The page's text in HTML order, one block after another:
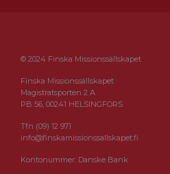
© 2024 Finska Missionssällskapet
Finska Missionssällskapet
Magistratsporten 2 A
PB 56, 00241 HELSINGFORS
Tfn (09) 12 971
info@finskamissionssallskapet.fi
Kontonummer: Danske Bank